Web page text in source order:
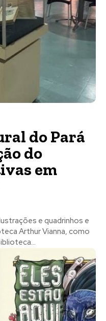
do Pará
do
em
e quadrinhos e
Arthur Vianna, como
a sala multiuso. A Biblioteca...